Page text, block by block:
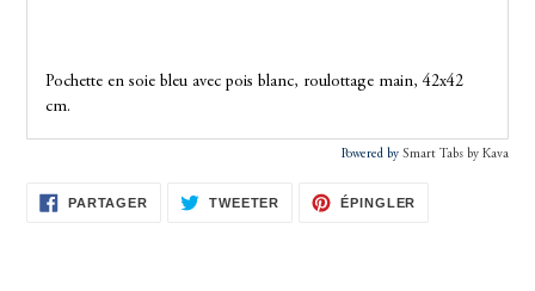
Pochette en soie bleu avec pois blanc, roulottage main, 42x42
cm.
Powered by Smart Tabs by Kava
PARTAGER PARTAGERTWEETER TWEETERÉPINGLER